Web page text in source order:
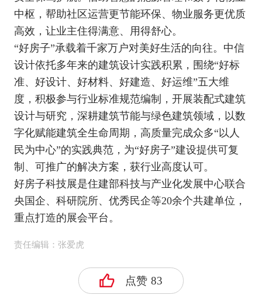
中枢，帮助社区运营更节能环保、物业服务更优质
高效，让业主住得满意、用得舒心。
“好房子”承载着千家万户对美好生活的向往。中信
设计依托多年来的建筑设计实践积累，围绕“好标
准、好设计、好材料、好建造、好运维”五大维
度，积极参与行业标准规范编制，开展装配式建筑
设计与研究，深耕建筑节能与绿色建筑领域，以数
字化赋能建筑全生命周期，高质量完成众多“以人
民为中心”的实践典范，为“好房子”建设提供可复
制、可推广的解决方案，获行业高度认可。
好房子科技展是住建部科技与产业化发展中心联合
央国企、科研院所、优秀民企等20余个共建单位，
重点打造的展会平台。
责任编辑：张爱虎
点赞 83